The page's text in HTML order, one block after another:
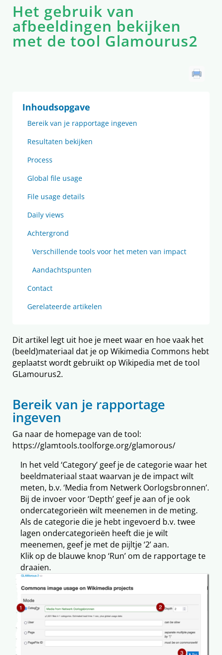
Het gebruik van
afbeeldingen bekijken
met de tool Glamourus2
Inhoudsopgave
Bereik van je rapportage ingeven
Resultaten bekijken
Process
Global file usage
File usage details
Daily views
Achtergrond
Verschillende tools voor het meten van impact
Aandachtspunten
Contact
Gerelateerde artikelen
Dit artikel legt uit hoe je meet waar en hoe vaak het
(beeld)materiaal dat je op Wikimedia Commons hebt
geplaatst wordt gebruikt op Wikipedia met de tool
GLamourus2.
Bereik van je rapportage
ingeven
Ga naar de homepage van de tool:
https://glamtools.toolforge.org/glamorous/
In het veld ‘Category’ geef je de categorie waar het
beeldmateriaal staat waarvan je de impact wilt
meten, b.v. ‘Media from Netwerk Oorlogsbronnen’.
Bij de invoer voor ‘Depth’ geef je aan of je ook
ondercategorieën wilt meenemen in de meting.
Als de categorie die je hebt ingevoerd b.v. twee
lagen ondercategorieën heeft die je wilt
meenemen, geef je met de pijltje ‘2’ aan.
Klik op de blauwe knop ‘Run’ om de rapportage te
draaien.